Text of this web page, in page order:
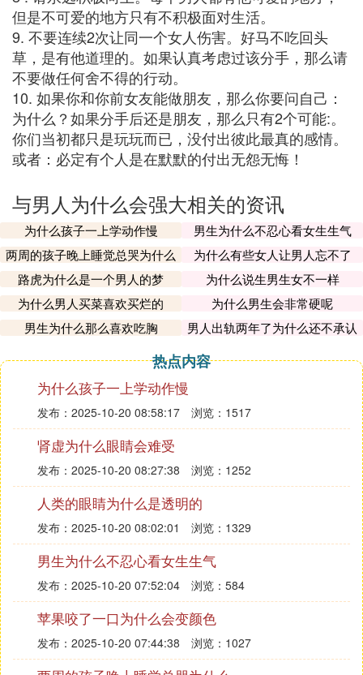
但是不可爱的地方只有不积极面对生活。
9. 不要连续2次让同一个女人伤害。好马不吃回头
草，是有他道理的。如果认真考虑过该分手，那么请
不要做任何舍不得的行动。
10. 如果你和你前女友能做朋友，那么你要问自己：
为什么？如果分手后还是朋友，那么只有2个可能:。
你们当初都只是玩玩而已，没付出彼此最真的感情。
或者：必定有个人是在默默的付出无怨无悔！
与男人为什么会强大相关的资讯
为什么孩子一上学动作慢
男生为什么不忍心看女生生气
两周的孩子晚上睡觉总哭为什么
为什么有些女人让男人忘不了
路虎为什么是一个男人的梦
为什么说生男生女不一样
为什么男人买菜喜欢买烂的
为什么男生会非常硬呢
男生为什么那么喜欢吃胸
男人出轨两年了为什么还不承认
热点内容
为什么孩子一上学动作慢
发布：2025-10-20 08:58:17 浏览：1517
肾虚为什么眼睛会难受
发布：2025-10-20 08:27:38 浏览：1252
人类的眼睛为什么是透明的
发布：2025-10-20 08:02:01 浏览：1329
男生为什么不忍心看女生生气
发布：2025-10-20 07:52:04 浏览：584
苹果咬了一口为什么会变颜色
发布：2025-10-20 07:44:38 浏览：1027